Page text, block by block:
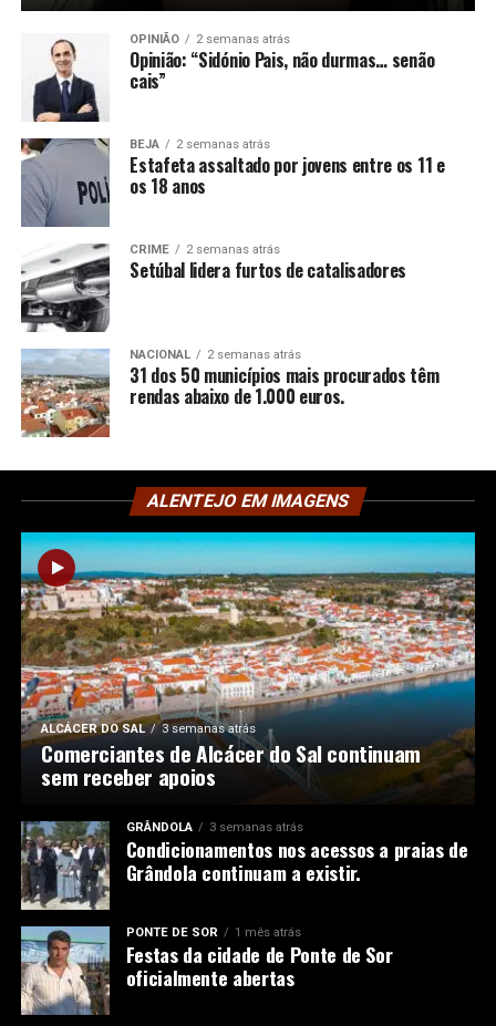
OPINIÃO 2 semanas atrás
Opinião: “Sidónio Pais, não durmas… senão
cais”
BEJA 2 semanas atrás
Estafeta assaltado por jovens entre os 11 e
os 18 anos
CRIME 2 semanas atrás
Setúbal lidera furtos de catalisadores
NACIONAL 2 semanas atrás
31 dos 50 municípios mais procurados têm
rendas abaixo de 1.000 euros.
ALENTEJO EM IMAGENS
ALCÁCER DO SAL 3 semanas atrás
Comerciantes de Alcácer do Sal continuam
sem receber apoios
GRÂNDOLA 3 semanas atrás
Condicionamentos nos acessos a praias de
Grândola continuam a existir.
PONTE DE SOR 1 mês atrás
Festas da cidade de Ponte de Sor
oficialmente abertas